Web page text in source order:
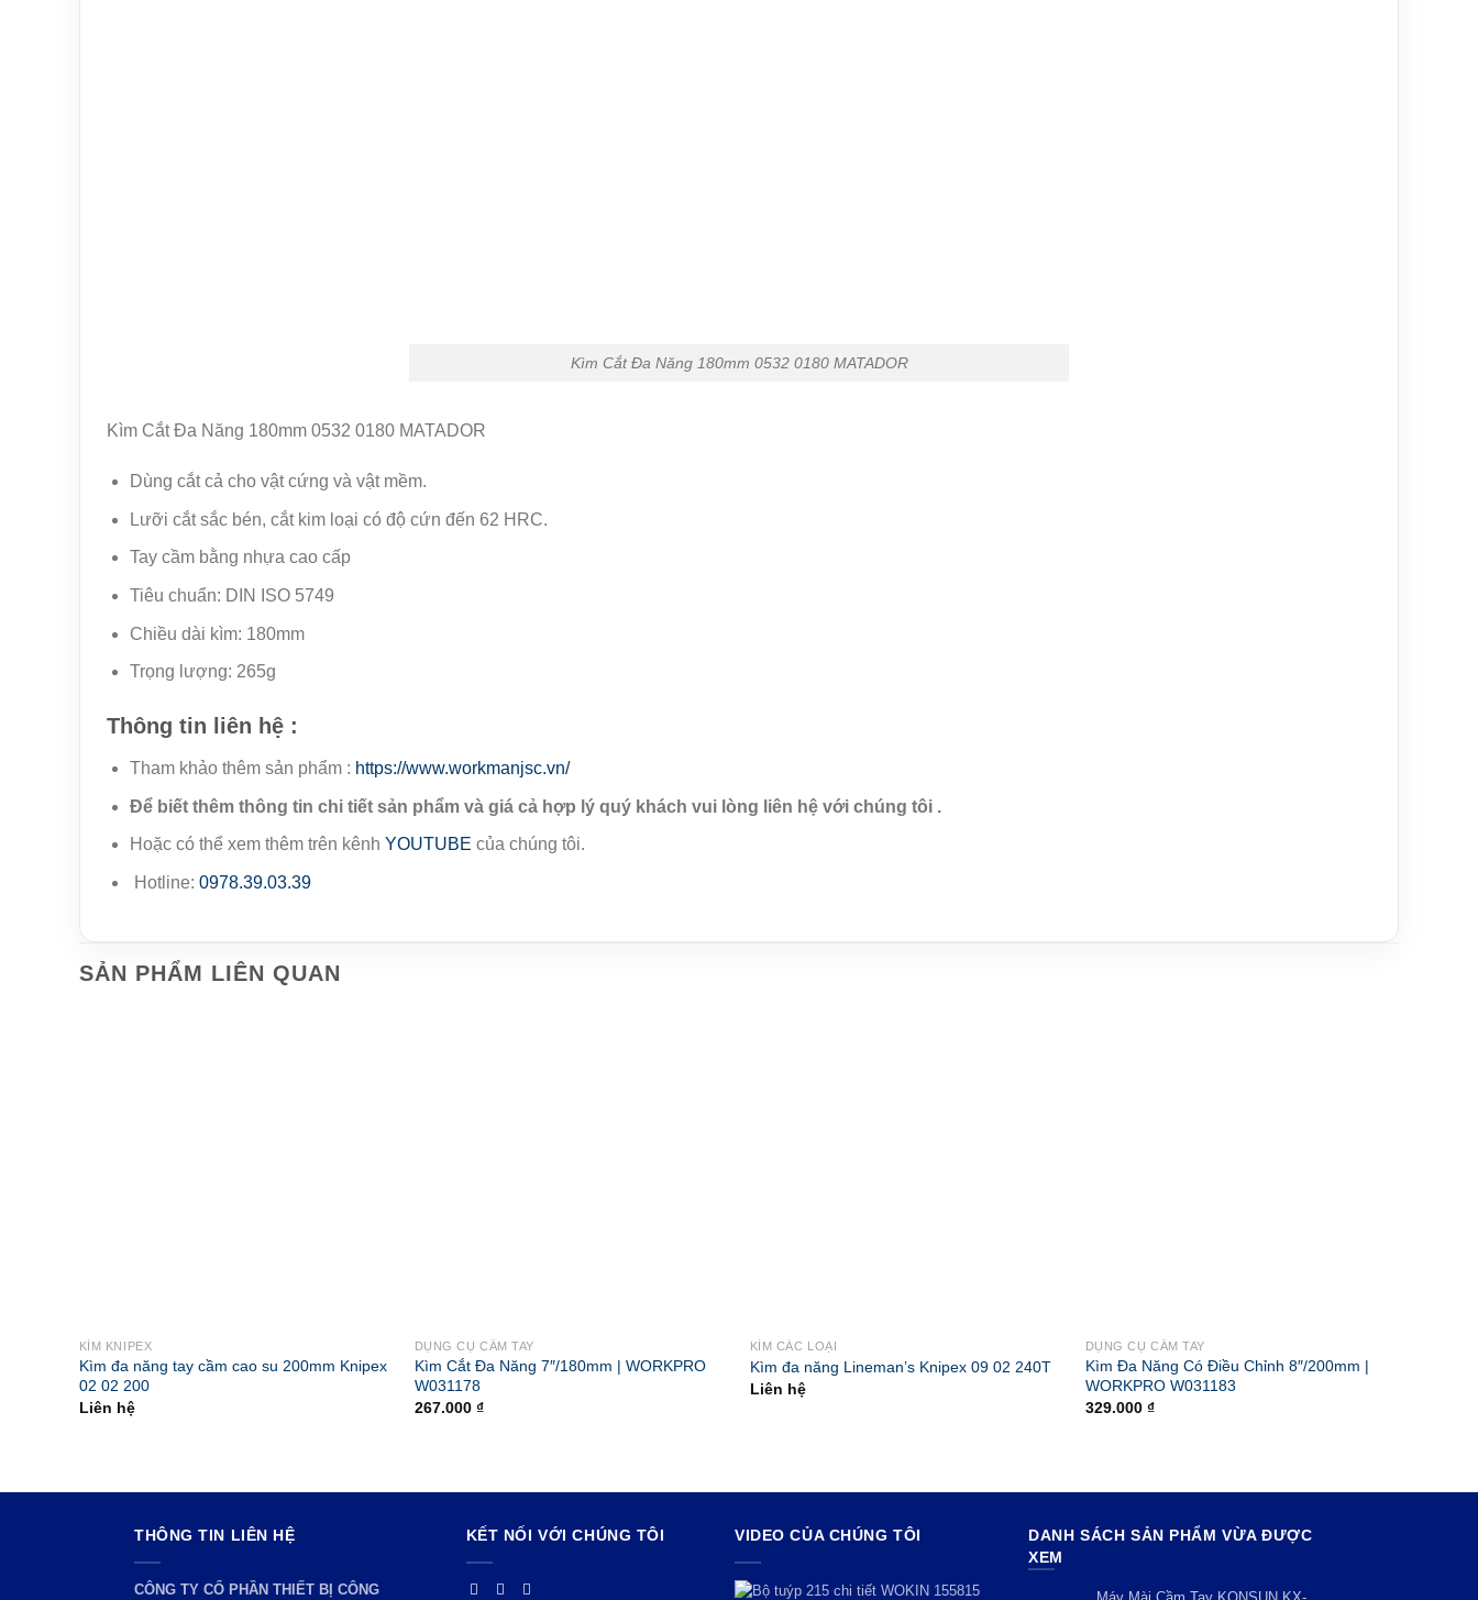
Kìm Cắt Đa Năng 180mm 0532 0180 MATADOR
Kìm Cắt Đa Năng 180mm 0532 0180 MATADOR
Dùng cắt cả cho vật cứng và vật mềm.
Lưỡi cắt sắc bén, cắt kim loại có độ cứn đến 62 HRC.
Tay cầm bằng nhựa cao cấp
Tiêu chuẩn: DIN ISO 5749
Chiều dài kìm: 180mm
Trọng lượng: 265g
Thông tin liên hệ :
Tham khảo thêm sản phẩm : https://www.workmanjsc.vn/
Để biết thêm thông tin chi tiết sản phẩm và giá cả hợp lý quý khách vui lòng liên hệ với chúng tôi .
Hoặc có thể xem thêm trên kênh YOUTUBE của chúng tôi.
Hotline: 0978.39.03.39
SẢN PHẨM LIÊN QUAN
KÌM KNIPEX
Kìm đa năng tay cầm cao su 200mm Knipex
02 02 200
Liên hệ
DỤNG CỤ CẦM TAY
Kìm Cắt Đa Năng 7″/180mm | WORKPRO
W031178
267.000 ₫
KÌM CÁC LOẠI
Kìm đa năng Lineman’s Knipex 09 02 240T
Liên hệ
DỤNG CỤ CẦM TAY
Kìm Đa Năng Có Điều Chỉnh 8″/200mm |
WORKPRO W031183
329.000 ₫
THÔNG TIN LIÊN HỆ
CÔNG TY CỔ PHẦN THIẾT BỊ CÔNG
KẾT NỐI VỚI CHÚNG TÔI VIDEO CỦA CHÚNG TÔI
DANH SÁCH SẢN PHẨM VỪA ĐƯỢC
XEM